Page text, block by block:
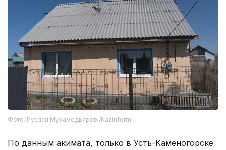
Фото: Руслан Мухамедьяров /Kazinform
По данным акимата, только в Усть-Каменогорске